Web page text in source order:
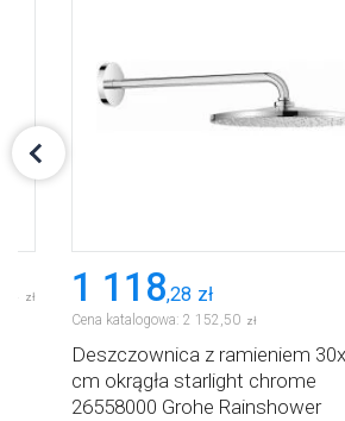
zł 1 118,28 zł
Cena katalogowa: 2 152 50 zł
Deszczownica z ramieniem
cm okrągła starlight chrome
26558000 Grohe Rainshower